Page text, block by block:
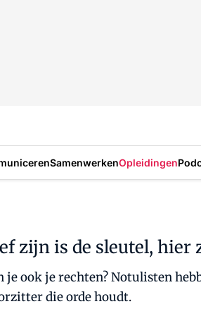
SamenwerkenOpleidingen
zijn is de sleutel, hier
ook je rechten? Notulisten
die orde houdt.